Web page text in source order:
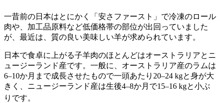
一昔前の日本はとにかく「安さファースト」で冷凍のロール
肉や、加工品原料など低価格帯の部位が出回っていました
が、最近は、質の良い美味しい羊が求められています。
日本で食卓に上がる子羊肉のほとんどはオーストラリアとニ
ュージーランド産です。一般に、オーストラリア産のラムは
6–10か月まで成長させたもので一頭あたり20–24 kgと身が大
きく、ニュージーランド産は生後4–8か月で15–16 kgと小ぶ
りです。